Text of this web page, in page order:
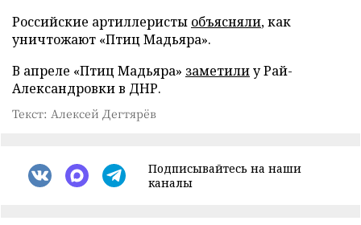
Российские артиллеристы объясняли, как
уничтожают «Птиц Мадьяра».
В апреле «Птиц Мадьяра» заметилиу Рай-
Александровки в ДНР.
Текст: Алексей Дегтярёв
Подписывайтесь на наши
каналы